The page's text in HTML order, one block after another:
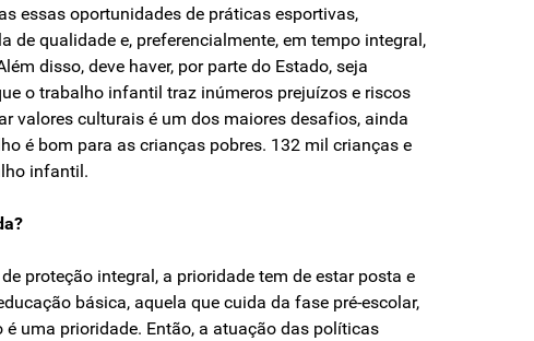
essas oportunidades de práticas esportivas,
de qualidade e, preferencialmente, em tempo integral,
disso, deve haver, por parte do Estado, seja
o trabalho infantil traz inúmeros prejuízos e riscos
valores culturais é um dos maiores desafios, ainda
é bom para as crianças pobres. 132 mil crianças e
infantil.
proteção integral, a prioridade tem de estar posta e
básica, aquela que cuida da fase pré-escolar,
uma prioridade. Então, a atuação das políticas